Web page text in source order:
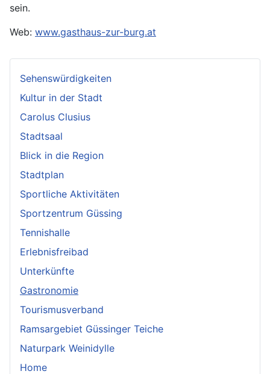
Sehenswürdigkeiten
Kultur in der Stadt
Carolus Clusius
Stadtsaal
Blick in die Region
Stadtplan
Sportliche Aktivitäten
Sportzentrum Güssing
Tennishalle
Erlebnisfreibad
Unterkünfte
Gastronomie
Tourismusverband
Ramsargebiet Güssinger Teiche
Naturpark Weinidylle
Home
sein.
Web: www.gasthaus-zur-burg.at